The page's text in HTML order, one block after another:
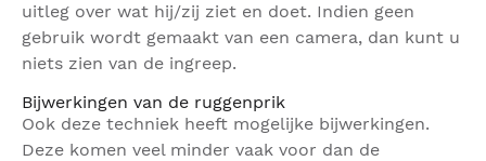
uitleg over wat hij/zij ziet en doet. Indien geen
gebruik wordt gemaakt van een camera, dan kunt u
niets zien van de ingreep.
Bijwerkingen van de ruggenprik
Ook deze techniek heeft mogelijke bijwerkingen.
Deze komen veel minder vaak voor dan de